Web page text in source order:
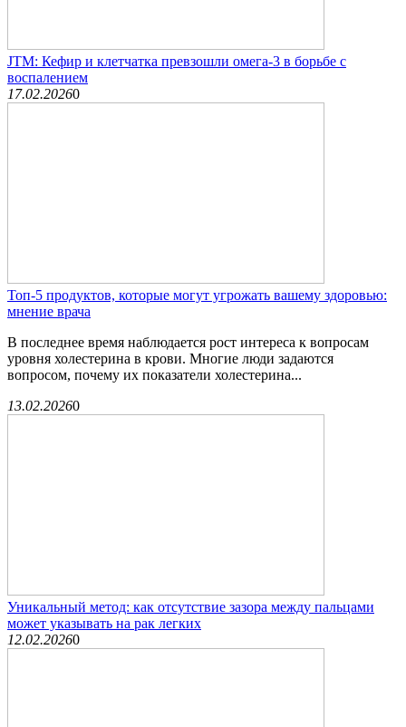
JTM: Кефир и клетчатка превзошли омега-3 в борьбе с
воспалением
17.02.20260
Топ-5 продуктов, которые могут угрожать вашему здоровью:
мнение врача
В последнее время наблюдается рост интереса к вопросам
уровня холестерина в крови. Многие люди задаются
вопросом, почему их показатели холестерина...
13.02.20260
Уникальный метод: как отсутствие зазора между пальцами
может указывать на рак легких
12.02.20260